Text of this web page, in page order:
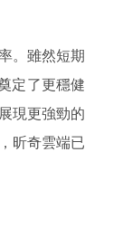
。雖然短期
定了更穩健
現更強勁的
昕奇雲端已